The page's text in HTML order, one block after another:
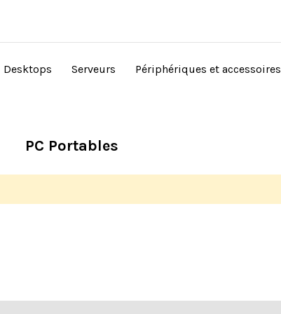
Desktops Serveurs Périphériques et accessoires
PC Portables